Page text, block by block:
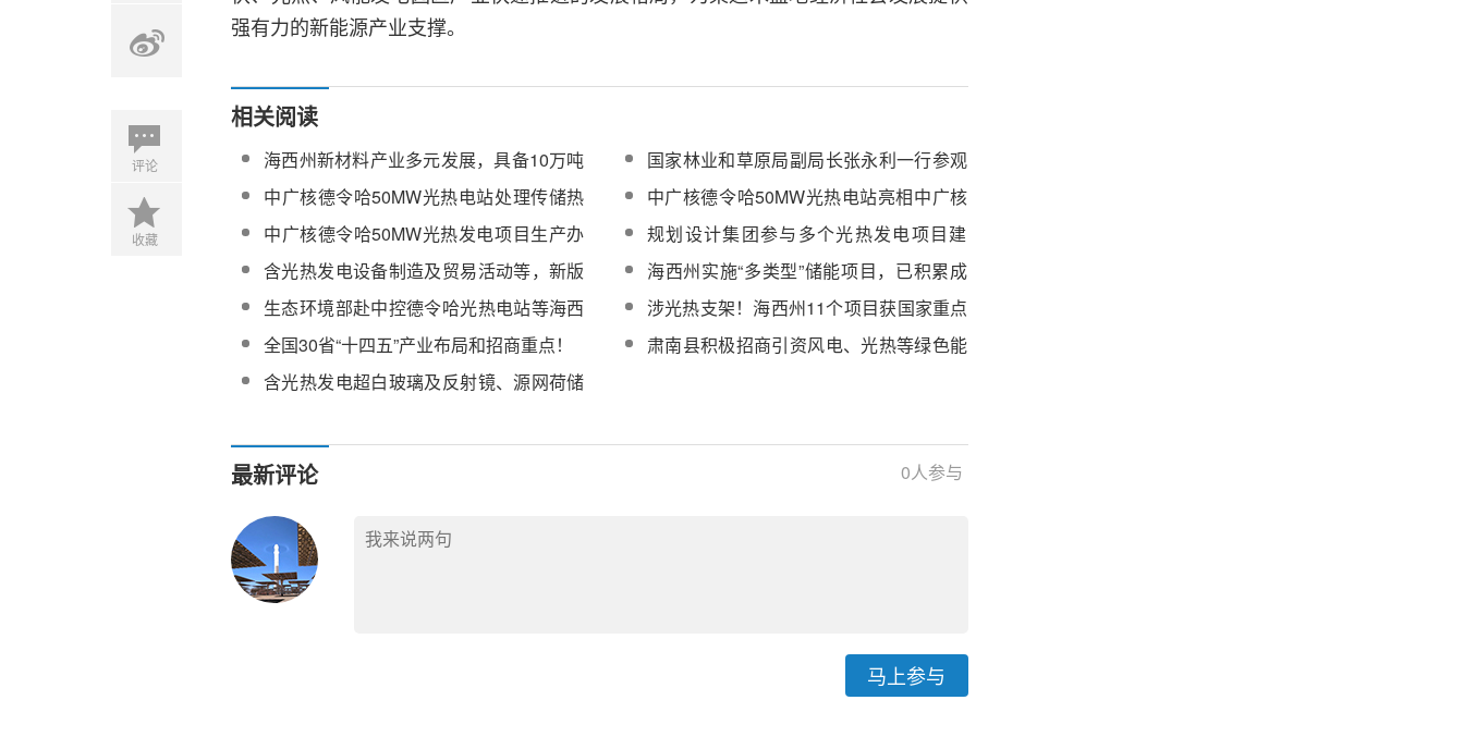
强有力的新能源产业支撑。
评论
收藏
相关阅读
海西州新材料产业多元发展，具备10万吨
光热熔盐生产能力
国家林业和草原局副局长张永利一行参观
调研中广核新能源德令哈50MW光热项目
中广核德令哈50MW光热电站处理传储热
区域安全隐患
中广核德令哈50MW光热电站亮相中广核
新能源原创歌曲《风光无限》MV
中广核德令哈50MW光热发电项目生产办
公楼建安工程招标
规划设计集团参与多个光热发电项目建
设，推动我国清洁能源发展
含光热发电设备制造及贸易活动等，新版
《绿色债券支持项目目录》公开征求意见
海西州实施“多类型”储能项目，已积累成
熟可靠的光热储能技术
生态环境部赴中控德令哈光热电站等海西
州太阳能发电项目调研
涉光热支架！海西州11个项目获国家重点
专项支持
全国30省“十四五”产业布局和招商重点！
肃南县积极招商引资风电、光热等绿色能
含光热发电超白玻璃及反射镜、源网荷储
最新评论 0人参与
马上参与